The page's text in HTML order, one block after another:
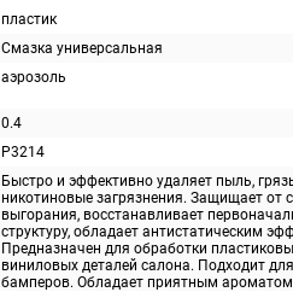
пластик
Смазка универсальная
аэрозоль
0.4
P3214
Быстро и эффективно удаляет пыль,
никотиновые загрязнения. Защищает от
выгорания, восстанавливает
структуру, обладает антистатическим
Предназначен для обработки
виниловых деталей салона. Подходит
бамперов. Обладает приятным ароматом